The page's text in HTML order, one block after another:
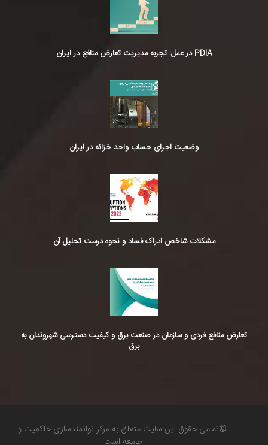
PDIA در عمل: تجربه مدیریت تعارض منافع در ایران
وضعیت اجرای حساب واحد خزانه در ایران
مشکلات شاخص ادراک فساد و نحوه درست تحلیل آن
تعارض منافع فردی و سازمان در صنعت برق و کیفیت دسترسی شهروندان به
برق
©تمامی حقوق این سایت متعلق به مرکز توانمندسازی حاکمیت و